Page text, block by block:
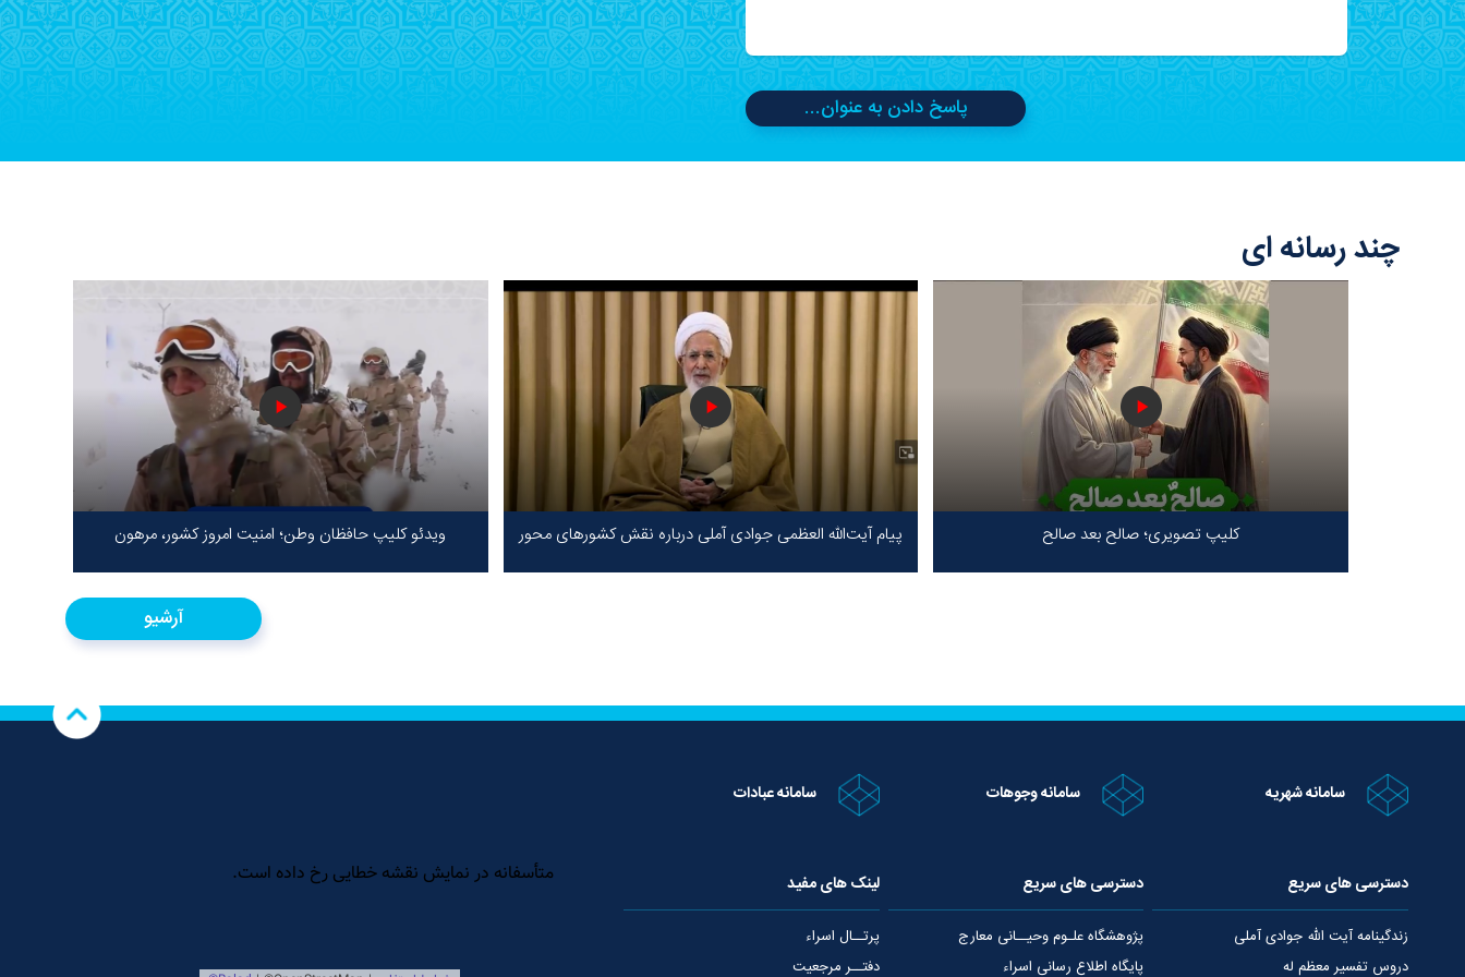
پاسخ دادن به عنوان...
چند رسانه ای
کلیپ تصویری؛ صالح بعد صالح پیام آیت‌الله العظمی جوادی آملی درباره نقش کشورهای محور ویدئو کلیپ حافظان وطن؛ امنیت امروز کشور، مرهون
آرشیو
سامانه شهریه سامانه وجوهات سامانه عبادات
دسترسی های سریع
زندگینامه آیت الله جوادی آملی
دروس تفسیر معظم له
دسترسی های سریع
پژوهشگاه علـوم وحیــانی معارج
پایگاه اطلاع رسانی اسراء
لینک های مفید
پرتــال اسراء
دفتــر مرجعیت